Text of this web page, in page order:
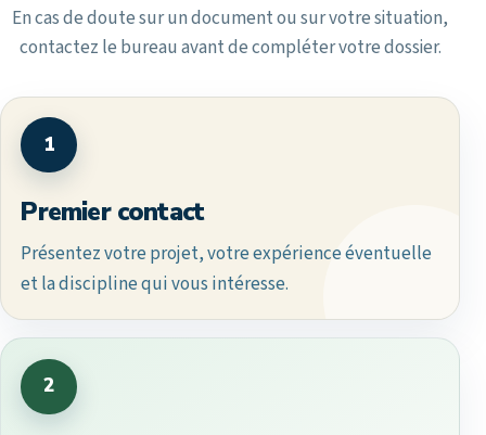
En cas de doute sur un document ou sur votre situation,
contactez le bureau avant de compléter votre dossier.
1
Premier contact
Présentez votre projet, votre expérience éventuelle
et la discipline qui vous intéresse.
2